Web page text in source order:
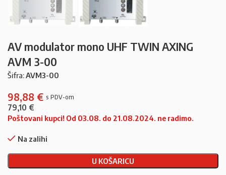
AV modulator mono UHF TWIN AXING
AVM 3-00
Šifra:AVM3-00
98,88 €
79,10 €
Poštovani kupci! Od 03.08. do 21.08.2024. ne radimo.
Na zalihi
U KOŠARICU